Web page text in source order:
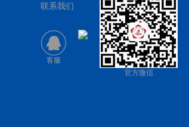
联系我们
客服
官方微信